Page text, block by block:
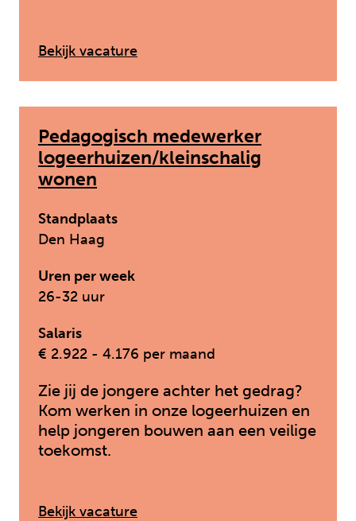
Bekijk vacature: Pedagogisch medewerker
Pedagogisch medewerker
logeerhuizen/kleinschalig
wonen
Standplaats
Den Haag
Uren per week
26-32 uur
Salaris
€ 2.922 - 4.176 per maand
Zie jij de jongere achter het gedrag?
Kom werken in onze logeerhuizen en
help jongeren bouwen aan een veilige
toekomst.
Bekijk vacature: Pedagogisch medewerker